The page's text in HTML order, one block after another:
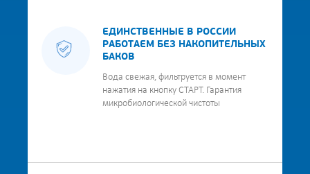
ЕДИНСТВЕННЫЕ В РОССИИ
РАБОТАЕМ БЕЗ НАКОПИТЕЛЬНЫХ
БАКОВ
Вода свежая, фильтруется в момент
нажатия на кнопку СТАРТ. Гарантия
микробиологической чистоты